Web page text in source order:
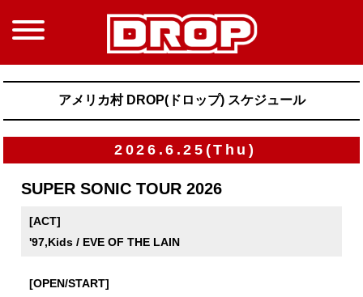
アメリカ村 DROP(ドロップ) スケジュール
2026.6.25(Thu)
SUPER SONIC TOUR 2026
[ACT]
'97,Kids / EVE OF THE LAIN
[OPEN/START]